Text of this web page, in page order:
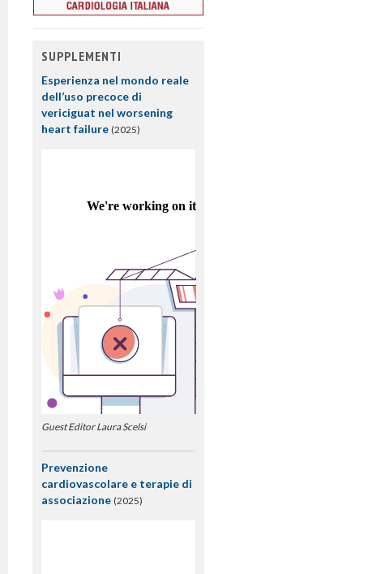
SUPPLEMENTI
Esperienza nel mondo reale
dell’uso precoce di
vericiguat nel worsening
heart failure (2025)
Guest Editor Laura Scelsi
Prevenzione
cardiovascolare e terapie di
associazione (2025)